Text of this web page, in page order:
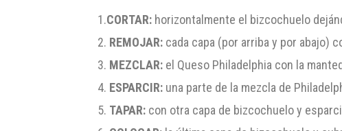
1.CORTAR: horizontalmente el bizcochuelo
2. REMOJAR: cada capa (por arriba y por abajo)
3. MEZCLAR: el Queso Philadelphia con la
4. ESPARCIR: una parte de la mezcla de
5. TAPAR: con otra capa de bizcochuelo y